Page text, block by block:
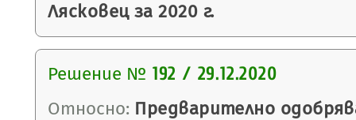
Лясковец за 2020 г.
Решение № 192 / 29.12.2020
Относно: Предварително